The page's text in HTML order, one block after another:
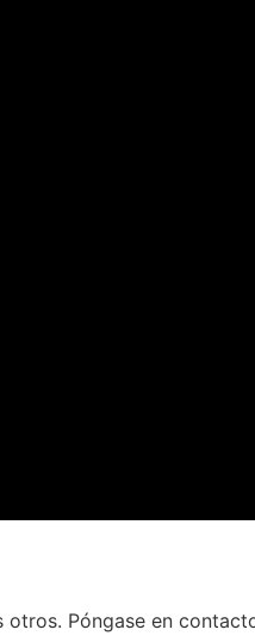
Póngase en